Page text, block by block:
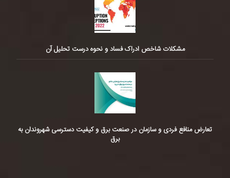
مشکلات شاخص ادراک فساد و نحوه درست تحلیل آن
تعارض منافع فردی و سازمان در صنعت برق و کیفیت دسترسی شهروندان به
برق